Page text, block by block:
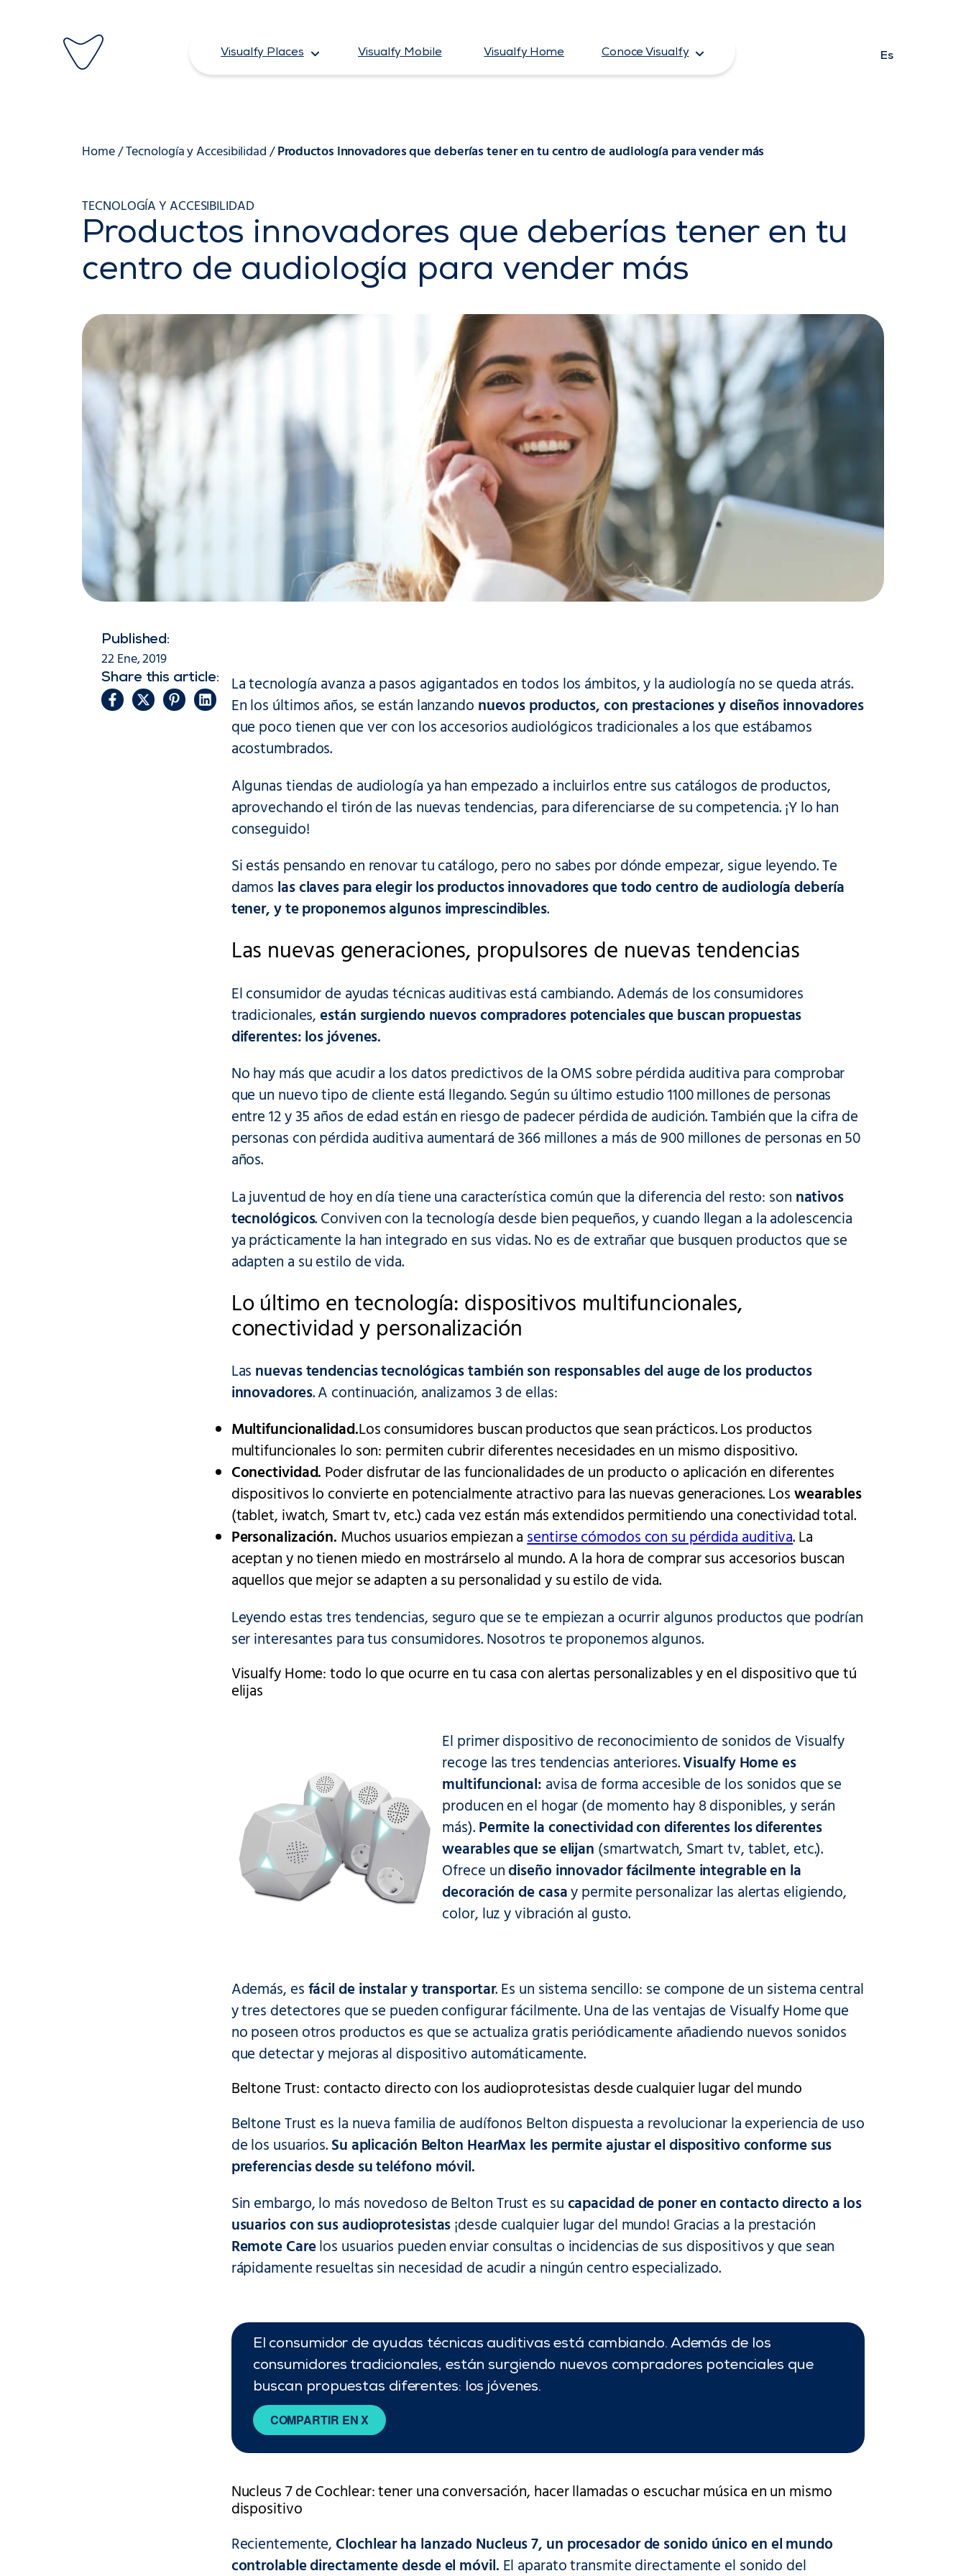
contenido
Visualfy Places Visualfy Mobile Visualfy Home Conoce Visualfy Es
Home/Tecnología y Accesibilidad/Productos innovadores que deberías tener en tu centro de audiología para vender más
TECNOLOGÍA Y ACCESIBILIDAD
Productos innovadores que deberías tener en tu
centro de audiología para vender más
Published:
22 Ene, 2019
Share this article:
La tecnología avanza a pasos agigantados en todos los ámbitos, y la audiología no se queda atrás.
En los últimos años, se están lanzando nuevos productos, con prestaciones y diseños innovadores
que poco tienen que ver con los accesorios audiológicos tradicionales a los que estábamos
acostumbrados.
Algunas tiendas de audiología ya han empezado a incluirlos entre sus catálogos de productos,
aprovechando el tirón de las nuevas tendencias, para diferenciarse de su competencia. ¡Y lo han
conseguido!
Si estás pensando en renovar tu catálogo, pero no sabes por dónde empezar, sigue leyendo. Te
damos las claves para elegir los productos innovadores que todo centro de audiología debería
tener, y te proponemos algunos imprescindibles.
Las nuevas generaciones, propulsores de nuevas tendencias
El consumidor de ayudas técnicas auditivas está cambiando. Además de los consumidores
tradicionales,están surgiendo nuevos compradores potenciales que buscan propuestas
diferentes: los jóvenes.
No hay más que acudir a los datos predictivos de la OMS sobre pérdida auditiva para comprobar
que un nuevo tipo de cliente está llegando. Según su último estudio 1100 millones de personas
entre 12 y 35 años de edad están en riesgo de padecer pérdida de audición. También que la cifra de
personas con pérdida auditiva aumentará de 366 millones a más de 900 millones de personas en 50
años.
La juventud de hoy en día tiene una característica común que la diferencia del resto: son nativos
tecnológicos. Conviven con la tecnología desde bien pequeños, y cuando llegan a la adolescencia
ya prácticamente la han integrado en sus vidas. No es de extrañar que busquen productos que se
adapten a su estilo de vida.
Lo último en tecnología: dispositivos multifuncionales,
conectividad y personalización
Las nuevas tendencias tecnológicas también son responsables del auge de los productos
innovadores. A continuación, analizamos 3 de ellas:
Multifuncionalidad.Los consumidores buscan productos que sean prácticos. Los productos
multifuncionales lo son: permiten cubrir diferentes necesidades en un mismo dispositivo.
Conectividad. Poder disfrutar de las funcionalidades de un producto o aplicación en diferentes
dispositivos lo convierte en potencialmente atractivo para las nuevas generaciones. Loswearables
(tablet, iwatch, Smart tv, etc.) cada vez están más extendidos permitiendo una conectividad total.
Personalización. Muchos usuarios empiezan asentirse cómodos con su pérdida auditiva. La
aceptan y no tienen miedo en mostrárselo al mundo. A la hora de comprar sus accesorios buscan
aquellos que mejor se adapten a su personalidad y su estilo de vida.
Leyendo estas tres tendencias, seguro que se te empiezan a ocurrir algunos productos que podrían
ser interesantes para tus consumidores. Nosotros te proponemos algunos.
Visualfy Home: todo lo que ocurre en tu casa con alertas personalizables y en el dispositivo que tú
elijas
El primer dispositivo de reconocimiento de sonidos de Visualfy
recoge las tres tendencias anteriores.Visualfy Home es
multifuncional: avisa de forma accesible de los sonidos que se
producen en el hogar (de momento hay 8 disponibles, y serán
más).Permite la conectividad con diferentes los diferentes
wearables que se elijan (smartwatch, Smart tv, tablet, etc.).
Ofrece undiseño innovador fácilmente integrable en la
decoración de casay permite personalizar las alertas eligiendo,
color, luz y vibración al gusto.
Además, esfácil de instalar y transportar. Es un sistema sencillo: se compone de un sistema central
y tres detectores que se pueden configurar fácilmente. Una de las ventajas de Visualfy Home que
no poseen otros productos es que se actualiza gratis periódicamente añadiendo nuevos sonidos
que detectar y mejoras al dispositivo automáticamente.
Beltone Trust: contacto directo con los audioprotesistas desde cualquier lugar del mundo
Beltone Trust es la nueva familia de audífonos Belton dispuesta a revolucionar la experiencia de uso
de los usuarios.Su aplicación Belton HearMax les permite ajustar el dispositivo conforme sus
preferencias desde su teléfono móvil.
Sin embargo, lo más novedoso de Belton Trust es sucapacidad de poner en contacto directo a los
usuarios con sus audioprotesistas¡desde cualquier lugar del mundo! Gracias a la prestación
Remote Carelos usuarios pueden enviar consultas o incidencias de sus dispositivos y que sean
rápidamente resueltas sin necesidad de acudir a ningún centro especializado.
El consumidor de ayudas técnicas auditivas está cambiando. Además de los
consumidores tradicionales, están surgiendo nuevos compradores potenciales que
buscan propuestas diferentes: los jóvenes.
COMPARTIR EN X
Nucleus 7 de Cochlear: tener una conversación, hacer llamadas o escuchar música en un mismo
dispositivo
Recientemente, Clochlear ha lanzado Nucleus 7, un procesador de sonido único en el mundo
controlable directamente desde el móvil. El aparato transmite directamente el sonido del